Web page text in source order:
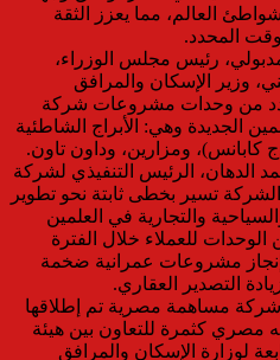
العالم، مما يعزز الثقة
المحدد.
رئيس مجلس الوزراء،
وزير الإسكان والمرافق
عدد من وحدات مشروعات شركة
الجديدة وهي: الأبراج الشاطئية
كابانس)، ومزارين، وداون تاون.
الدهان، الرئيس التنفيذي لشركة
تسير بخطى ثابتة نحو تطوير
والتجارية في العلمين
الوحدات للعملاء خلال الفترة
مشروعات عمرانية ضخمة
التصدير العقاري.
مساهمة مصرية تم إطلاقها
مال 2 مليار جنيه مصري كثمرة للتعاون بين هيئة
لوزارة الإسكان والمرافق